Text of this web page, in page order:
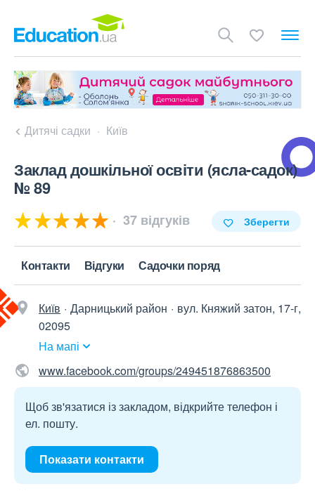
Дитячі садки Київ
Заклад дошкільної освіти (ясла-садок)
№ 89
37 відгуків Зберегти
Контакти Відгуки Садочки поряд
Київ Дарницький район
вул. Княжий затон, 17-г,
02095
На мапі
www.facebook.com/groups/249451876863500
Щоб зв'язатися із закладом, відкрийте телефон і
ел. пошту.
Показати контакти